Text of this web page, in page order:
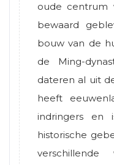
oude centrum
bewaard
bouw van de
de Ming-
dateren al uit
heeft
indringers en
historische